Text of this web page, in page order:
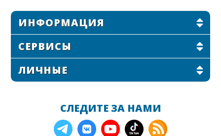
ИНФОРМАЦИЯ
СЕРВИСЫ
ЛИЧНЫЕ
СЛЕДИТЕ ЗА НАМИ